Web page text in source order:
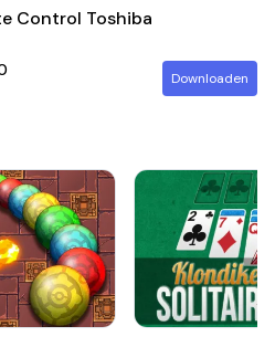
Control Toshiba
Downloaden